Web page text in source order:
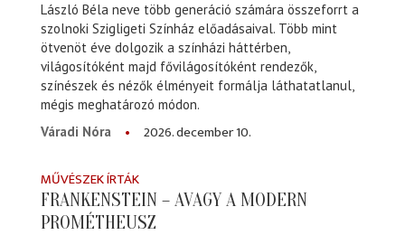
László Béla neve több generáció számára összeforrt a
szolnoki Szigligeti Színház előadásaival. Több mint
ötvenöt éve dolgozik a színházi háttérben,
világosítóként majd fővilágosítóként rendezők,
színészek és nézők élményeit formálja láthatatlanul,
mégis meghatározó módon.
Váradi Nóra
2026. december 10.
MŰVÉSZEK ÍRTÁK
FRANKENSTEIN – AVAGY A MODERN
PROMÉTHEUSZ